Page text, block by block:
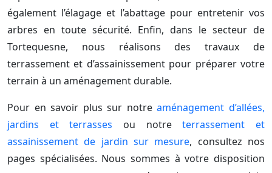
également l’élagage et l’abattage pour entretenir vos
arbres en toute sécurité. Enfin, dans le secteur de
Tortequesne, nous réalisons des travaux de
terrassement et d’assainissement pour préparer votre
terrain à un aménagement durable.
Pour en savoir plus sur notreaménagement d’allées,
jardins et terrasses ou notreterrassement et
assainissement de jardin sur mesure, consultez nos
pages spécialisées. Nous sommes à votre disposition